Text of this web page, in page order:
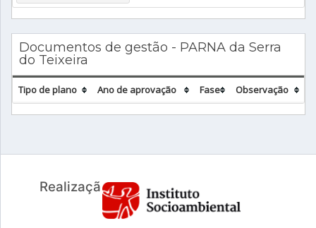
Documentos de gestão - PARNA da Serra
do Teixeira
Tipo de plano Ano de aprovação Fase Observação